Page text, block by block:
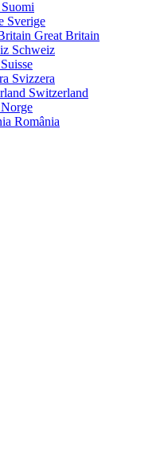
Suomi
Sverige
Great Britain
Schweiz
Suisse
Svizzera
Switzerland
Norge
România